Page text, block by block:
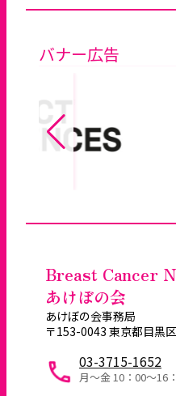
バナー広告
Breast Cancer
あけぼの会
あけぼの会事務局
〒153-0043 東京都目黒
03-3715-1652
月～金 10：00〜16